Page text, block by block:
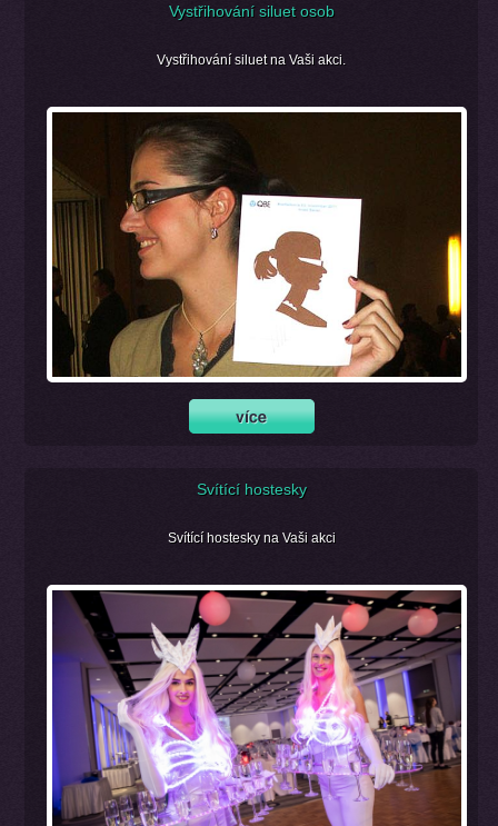
Vystřihování siluet osob
Vystřihování siluet na Vaši akci.
Svítící hostesky
Svítící hostesky na Vaši akci